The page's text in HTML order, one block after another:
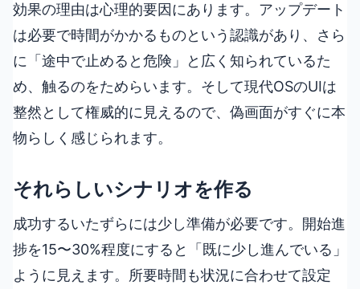
効果の理由は心理的要因にあります。アップデート
は必要で時間がかかるものという認識があり、さら
に「途中で止めると危険」と広く知られているた
め、触るのをためらいます。そして現代OSのUIは
整然として権威的に見えるので、偽画面がすぐに本
物らしく感じられます。
それらしいシナリオを作る
成功するいたずらには少し準備が必要です。開始進
捗を15〜30%程度にすると「既に少し進んでいる」
ように見えます。所要時間も状況に合わせて設定